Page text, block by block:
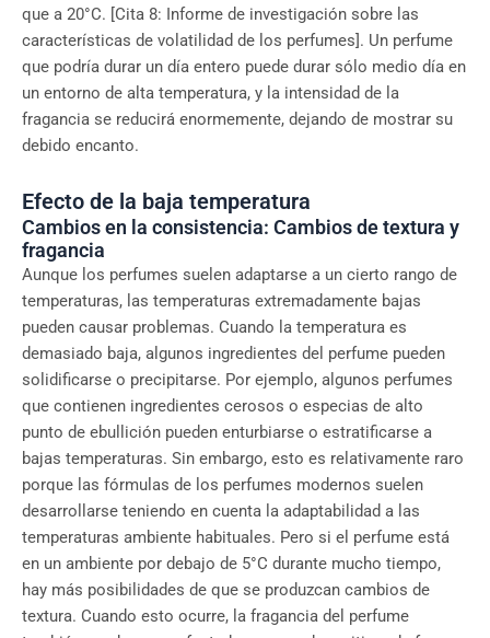
que a 20°C. [Cita 8: Informe de investigación sobre las
características de volatilidad de los perfumes]. Un perfume
que podría durar un día entero puede durar sólo medio día en
un entorno de alta temperatura, y la intensidad de la
fragancia se reducirá enormemente, dejando de mostrar su
debido encanto.
Efecto de la baja temperatura
Cambios en la consistencia: Cambios de textura y
fragancia
Aunque los perfumes suelen adaptarse a un cierto rango de
temperaturas, las temperaturas extremadamente bajas
pueden causar problemas. Cuando la temperatura es
demasiado baja, algunos ingredientes del perfume pueden
solidificarse o precipitarse. Por ejemplo, algunos perfumes
que contienen ingredientes cerosos o especias de alto
punto de ebullición pueden enturbiarse o estratificarse a
bajas temperaturas. Sin embargo, esto es relativamente raro
porque las fórmulas de los perfumes modernos suelen
desarrollarse teniendo en cuenta la adaptabilidad a las
temperaturas ambiente habituales. Pero si el perfume está
en un ambiente por debajo de 5°C durante mucho tiempo,
hay más posibilidades de que se produzcan cambios de
textura. Cuando esto ocurre, la fragancia del perfume